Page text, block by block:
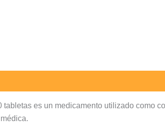
tabletas es un medicamento utilizado como